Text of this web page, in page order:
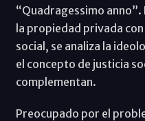
“Quadragessimo anno”.
la propiedad privada
social, se analiza la
el concepto de justicia
complementan.
Preocupado por el